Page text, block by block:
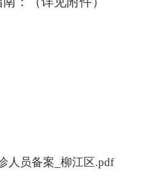
人员备案_柳江区.pdf